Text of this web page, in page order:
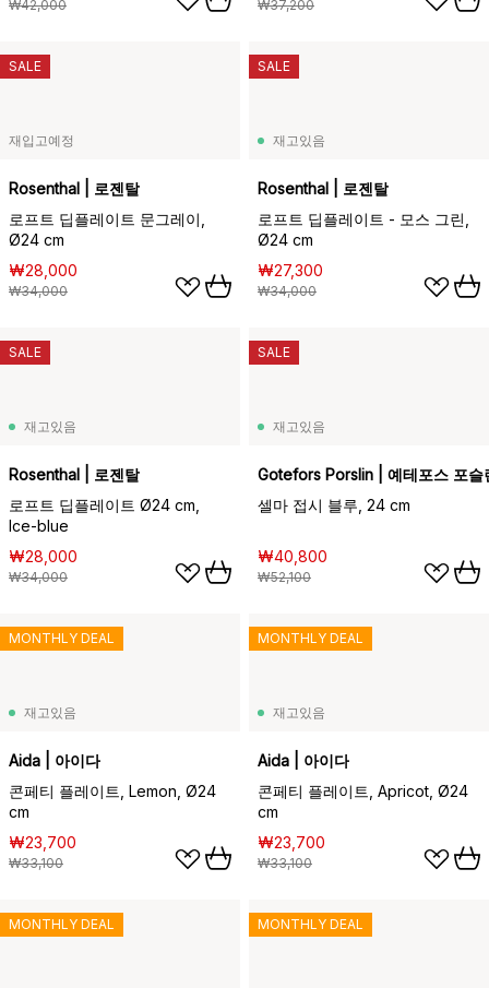
₩42,000 ₩37,200
재입고예정
Rosenthal | 로젠탈
로프트 딥플레이트 문그레이,
Ø24 cm
₩28,000
₩34,000
SALE
재고있음
Rosenthal | 로젠탈
로프트 딥플레이트 - 모스 그린,
Ø24 cm
₩27,300
₩34,000
SALE
재고있음
Rosenthal | 로젠탈
로프트 딥플레이트 Ø24 cm,
Ice-blue
₩28,000
₩34,000
SALE
재고있음
Gotefors Porslin | 예테포스 포슬
셀마 접시 블루, 24 cm
₩40,800
₩52,100
SALE
재고있음
Aida | 아이다
콘페티 플레이트, Lemon, Ø24
cm
₩23,700
₩33,100
MONTHLY DEAL
재고있음
Aida | 아이다
콘페티 플레이트, Apricot, Ø24
cm
₩23,700
₩33,100
MONTHLY DEAL
MONTHLY DEAL MONTHLY DEAL